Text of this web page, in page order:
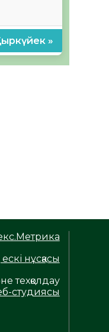
»
нұсқасы
техқолдау
студиясы